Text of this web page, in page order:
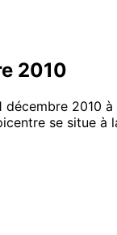
2010
2010
se situe